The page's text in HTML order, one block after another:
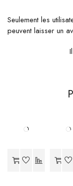
Seulement les
peuvent laisser un